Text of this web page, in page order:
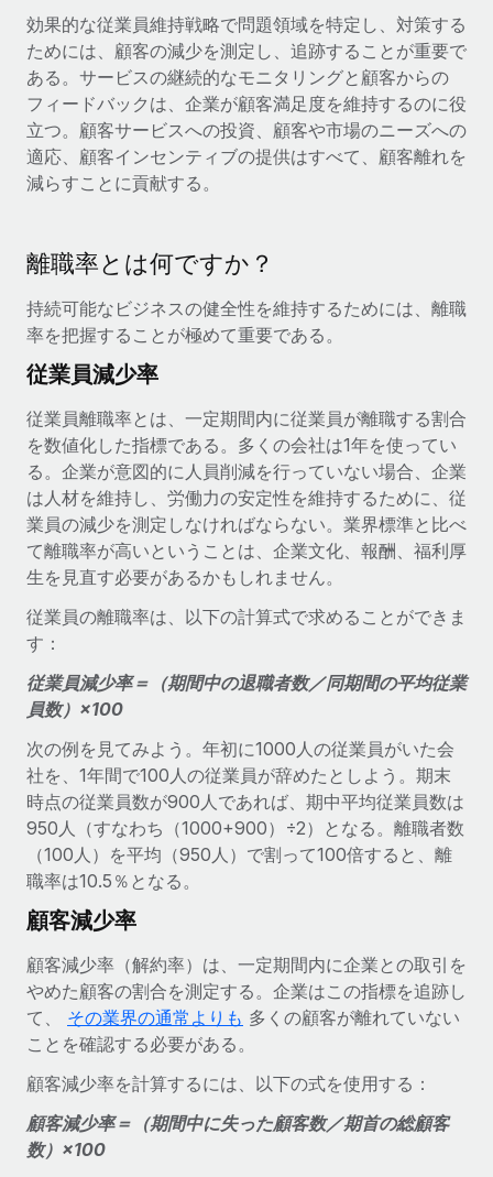
詳細を見る
効果的な従業員維持戦略で問題領域を特定し、対策する
ためには、顧客の減少を測定し、追跡することが重要で
ある。サービスの継続的なモニタリングと顧客からの
フィードバックは、企業が顧客満足度を維持するのに役
立つ。顧客サービスへの投資、顧客や市場のニーズへの
適応、顧客インセンティブの提供はすべて、顧客離れを
減らすことに貢献する。
離職率とは何ですか？
持続可能なビジネスの健全性を維持するためには、離職
率を把握することが極めて重要である。
従業員減少率
従業員離職率とは、一定期間内に従業員が離職する割合
を数値化した指標である。多くの会社は1年を使ってい
る。企業が意図的に人員削減を行っていない場合、企業
は人材を維持し、労働力の安定性を維持するために、従
業員の減少を測定しなければならない。業界標準と比べ
て離職率が高いということは、企業文化、報酬、福利厚
生を見直す必要があるかもしれません。
従業員の離職率は、以下の計算式で求めることができま
す：
従業員減少率＝（期間中の退職者数／同期間の平均従業
員数）×100
次の例を見てみよう。年初に1000人の従業員がいた会
社を、1年間で100人の従業員が辞めたとしよう。期末
時点の従業員数が900人であれば、期中平均従業員数は
950人（すなわち（1000+900）÷2）となる。離職者数
（100人）を平均（950人）で割って100倍すると、離
職率は10.5％となる。
顧客減少率
顧客減少率（解約率）は、一定期間内に企業との取引を
やめた顧客の割合を測定する。企業はこの指標を追跡し
て、 その業界の通常よりも 多くの顧客が離れていない
ことを確認する必要がある。
顧客減少率を計算するには、以下の式を使用する：
顧客減少率＝（期間中に失った顧客数／期首の総顧客
数）×100